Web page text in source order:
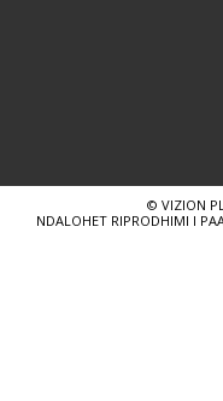
© VIZION
NDALOHET RIPRODHIMI I